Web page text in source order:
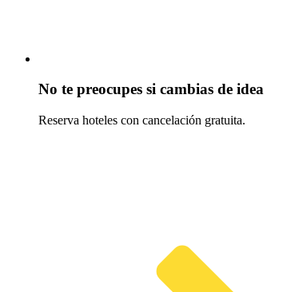
No te preocupes si cambias de idea
Reserva hoteles con cancelación gratuita.